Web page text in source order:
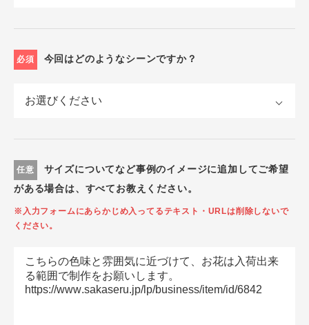
必須 今回はどのようなシーンですか？
任意
サイズについてなど事例のイメージに追加してご希望
がある場合は、すべてお教えください。
※入力フォームにあらかじめ入ってるテキスト・URLは削除しないで
ください。